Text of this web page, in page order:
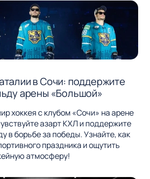
в Сочи: поддержите
арены «Большой»
хоккея с клубом «Сочи» на арене
азарт КХЛ и поддержите
в борьбе за победы. Узнайте, как
праздника и ощутить
атмосферу!